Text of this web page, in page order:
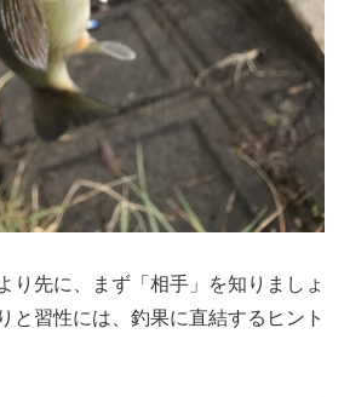
り先に、まず「相手」を知りましょ
と習性には、釣果に直結するヒント